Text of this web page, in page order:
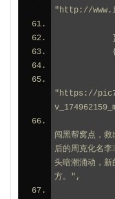
"http://
            {
"https://
闯黑帮窝点，
后的周克化名李
头暗潮涌动，新
方。",